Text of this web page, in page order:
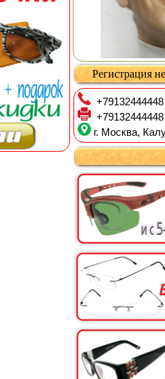
Регистрация
+79132444448
+79132444448
г. Москва,